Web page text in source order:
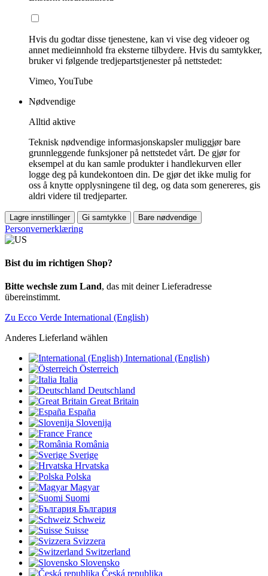
Hvis du godtar disse tjenestene, kan vi vise deg videoer og
annet medieinnhold fra eksterne tilbydere. Hvis du samtykker,
bruker vi følgende tredjepartstjenester på nettstedet:
Vimeo, YouTube
Nødvendige
Alltid aktive
Teknisk nødvendige informasjonskapsler muliggjør bare
grunnleggende funksjoner på nettstedet vårt. De gjør for
eksempel at du kan samle produkter i handlekurven eller
logge deg på kundekontoen din. De gjør det ikke mulig for
oss å knytte opplysningene til deg, og data som genereres, gis
aldri videre til tredjeparter.
Lagre innstillinger Gi samtykke Bare nødvendige
Personvernerklæring
Bist du im richtigen Shop?
Bitte wechsle zum Land, das mit deiner Lieferadresse
übereinstimmt.
Zu Ecco Verde International (English)
Anderes Lieferland wählen
International (English)
Österreich
Italia
Deutschland
Great Britain
España
Slovenija
France
România
Sverige
Hrvatska
Polska
Magyar
Suomi
България
Schweiz
Suisse
Svizzera
Switzerland
Slovensko
Česká republika